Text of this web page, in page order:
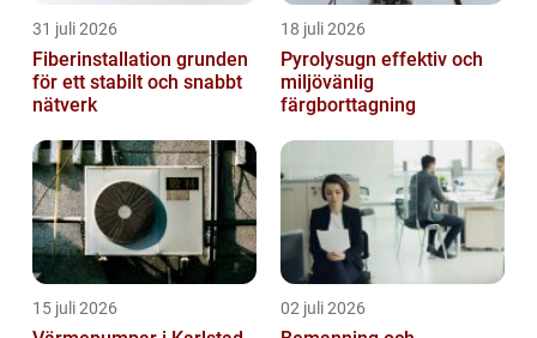
31 juli 2026
Fiberinstallation grunden
för ett stabilt och snabbt
nätverk
18 juli 2026
Pyrolysugn effektiv och
miljövänlig
färgborttagning
15 juli 2026 02 juli 2026